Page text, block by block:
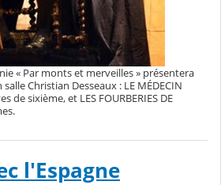
« Par monts et merveilles » présentera
Christian Desseaux : LE MÉDECIN
de sixième, et LES FOURBERIES DE
l'Espagne